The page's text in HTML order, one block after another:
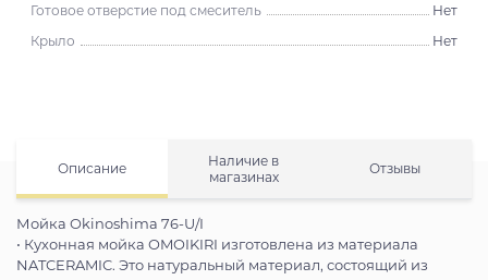
Готовое отверстие под смеситель
Нет
Крыло
Нет
Описание
Наличие в
магазинах
Отзывы
Мойка Okinoshima 76-U/I
• Кухонная мойка OMOIKIRI изготовлена из материала
NATCERAMIC. Это натуральный материал, состоящий из